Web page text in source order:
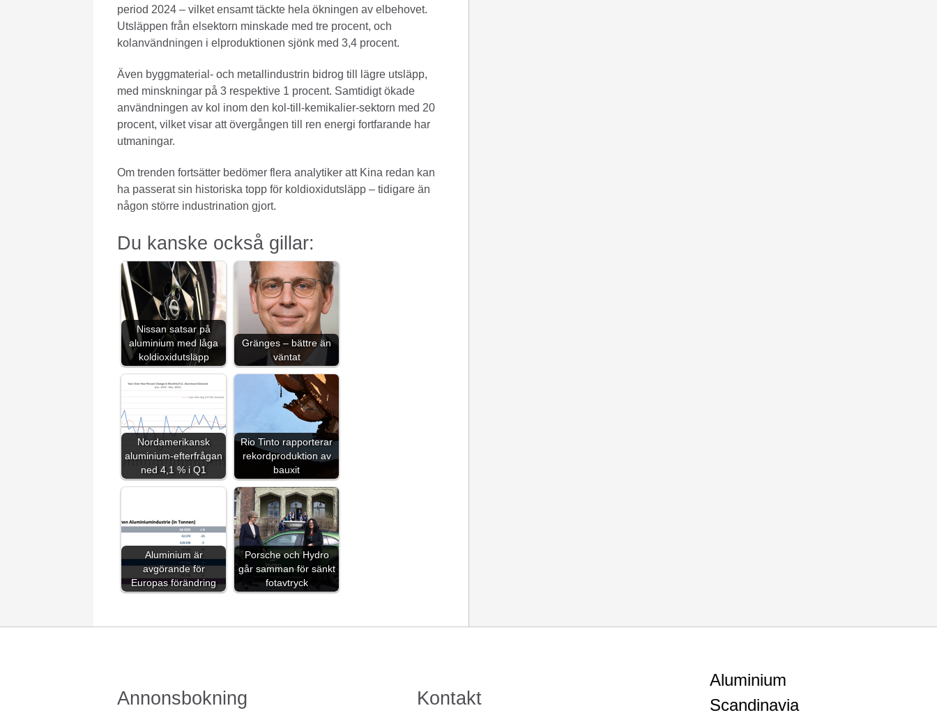
period 2024 – vilket ensamt täckte hela ökningen av elbehovet.
Utsläppen från elsektorn minskade med tre procent, och
kolanvändningen i elproduktionen sjönk med 3,4 procent.
Även byggmaterial- och metallindustrin bidrog till lägre utsläpp,
med minskningar på 3 respektive 1 procent. Samtidigt ökade
användningen av kol inom den kol-till-kemikalier-sektorn med 20
procent, vilket visar att övergången till ren energi fortfarande har
utmaningar.
Om trenden fortsätter bedömer flera analytiker att Kina redan kan
ha passerat sin historiska topp för koldioxidutsläpp – tidigare än
någon större industrination gjort.
Du kanske också gillar:
Nissan satsar på
aluminium med låga
koldioxidutsläpp
Gränges – bättre än
väntat
Nordamerikansk
aluminium-efterfrågan
ned 4,1 % i Q1
Rio Tinto rapporterar
rekordproduktion av
bauxit
Aluminium är
avgörande för
Europas förändring
Porsche och Hydro
går samman för sänkt
fotavtryck
Annonsbokning Kontakt
Aluminium
Scandinavia